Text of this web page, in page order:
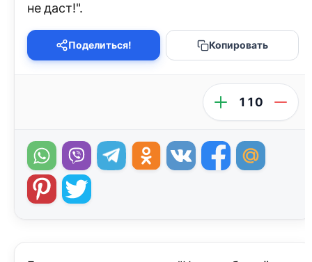
не даст!".
Поделиться! Копировать
110